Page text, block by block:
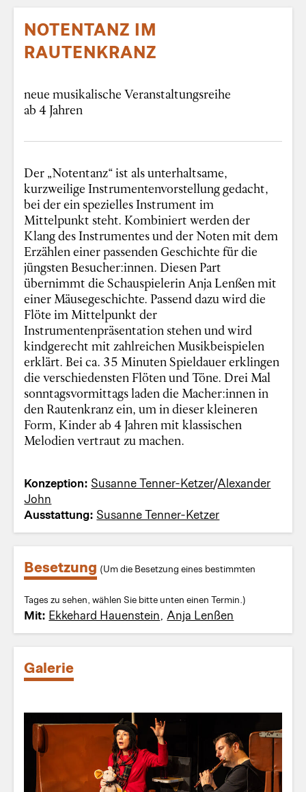
NOTENTANZ IM
RAUTENKRANZ
neue musikalische Veranstaltungsreihe
ab 4 Jahren
Der „Notentanz“ ist als unterhaltsame,
kurzweilige Instrumentenvorstellung gedacht,
bei der ein spezielles Instrument im
Mittelpunkt steht. Kombiniert werden der
Klang des Instrumentes und der Noten mit dem
Erzählen einer passenden Geschichte für die
jüngsten Besucher:innen. Diesen Part
übernimmt die Schauspielerin Anja Lenßen mit
einer Mäusegeschichte. Passend dazu wird die
Flöte im Mittelpunkt der
Instrumentenpräsentation stehen und wird
kindgerecht mit zahlreichen Musikbeispielen
erklärt. Bei ca. 35 Minuten Spieldauer erklingen
die verschiedensten Flöten und Töne. Drei Mal
sonntagsvormittags laden die Macher:innen in
den Rautenkranz ein, um in dieser kleineren
Form, Kinder ab 4 Jahren mit klassischen
Melodien vertraut zu machen.
Konzeption: Susanne Tenner-Ketzer/Alexander
John
Ausstattung: Susanne Tenner-Ketzer
Besetzung (Um die Besetzung eines bestimmten
Tages zu sehen, wählen Sie bitte unten einen Termin.)
Mit: Ekkehard Hauenstein,Anja Lenßen
Galerie